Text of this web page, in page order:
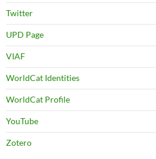
Twitter
UPD Page
VIAF
WorldCat Identities
WorldCat Profile
YouTube
Zotero